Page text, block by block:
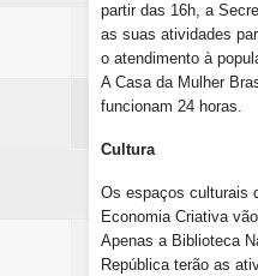
partir das 16h, a
as suas atividades
o atendimento à
A Casa da Mulher
funcionam 24 horas.
Cultura
Os espaços culturais
Economia Criativa
Apenas a Biblioteca
República terão as